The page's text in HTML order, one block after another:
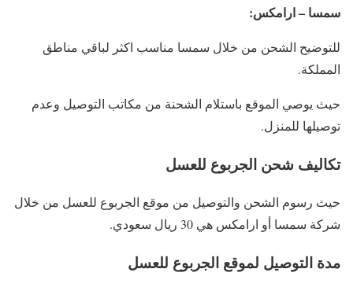
سمسا – ارامكس:
للتوضيح الشحن من خلال سمسا مناسب اكثر لباقي مناطق
المملكة.
حيث يوصي الموقع باستلام الشحنة من مكاتب التوصيل وعدم
توصيلها للمنزل.
تكاليف شحن الجربوع للعسل
حيث رسوم الشحن والتوصيل من موقع الجربوع للعسل من خلال
شركة سمسا أو ارامكس هي 30 ريال سعودي.
مدة التوصيل لموقع الجربوع للعسل